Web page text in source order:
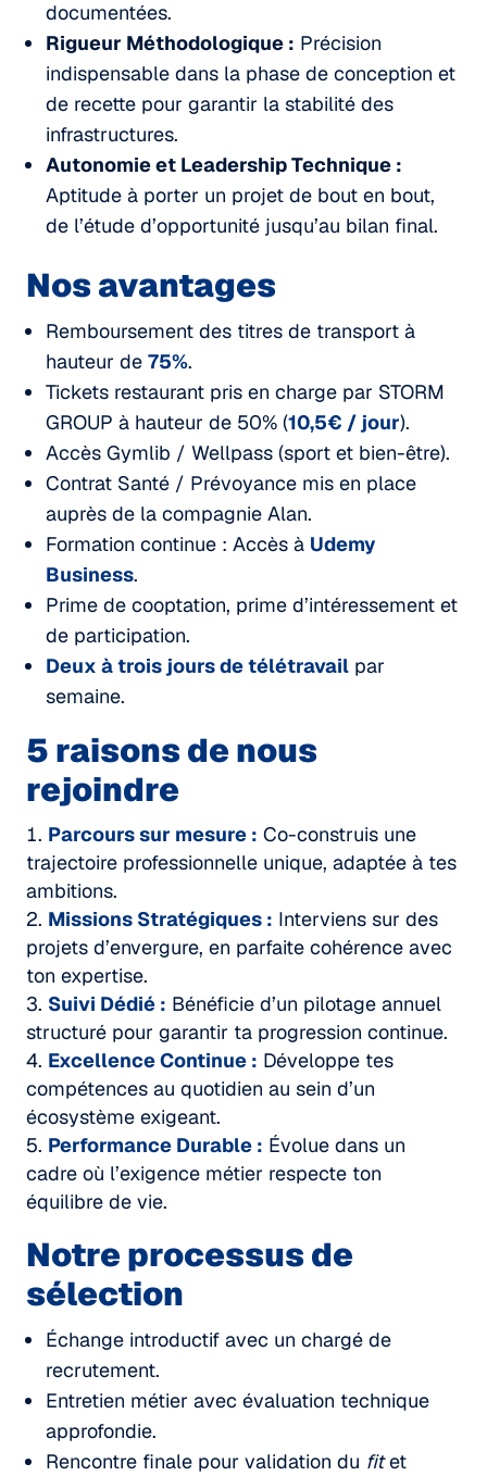
documentées.
Rigueur Méthodologique : Précision
indispensable dans la phase de conception et
de recette pour garantir la stabilité des
infrastructures.
Autonomie et Leadership Technique :
Aptitude à porter un projet de bout en bout,
de l’étude d’opportunité jusqu’au bilan final.
Nos avantages
Remboursement des titres de transport à
hauteur de 75%.
Tickets restaurant pris en charge par STORM
GROUP à hauteur de 50% (10,5€ / jour).
Accès Gymlib / Wellpass (sport et bien-être).
Contrat Santé / Prévoyance mis en place
auprès de la compagnie Alan.
Formation continue : Accès à Udemy
Business.
Prime de cooptation, prime d’intéressement et
de participation.
Deux à trois jours de télétravail par
semaine.
5 raisons de nous
rejoindre
Parcours sur mesure : Co-construis une
trajectoire professionnelle unique, adaptée à tes
ambitions.
Missions Stratégiques : Interviens sur des
projets d’envergure, en parfaite cohérence avec
ton expertise.
Suivi Dédié : Bénéficie d’un pilotage annuel
structuré pour garantir ta progression continue.
Excellence Continue : Développe tes
compétences au quotidien au sein d’un
écosystème exigeant.
Performance Durable : Évolue dans un
cadre où l’exigence métier respecte ton
équilibre de vie.
Notre processus de
sélection
Échange introductif avec un chargé de
recrutement.
Entretien métier avec évaluation technique
approfondie.
Rencontre finale pour validation du fitet